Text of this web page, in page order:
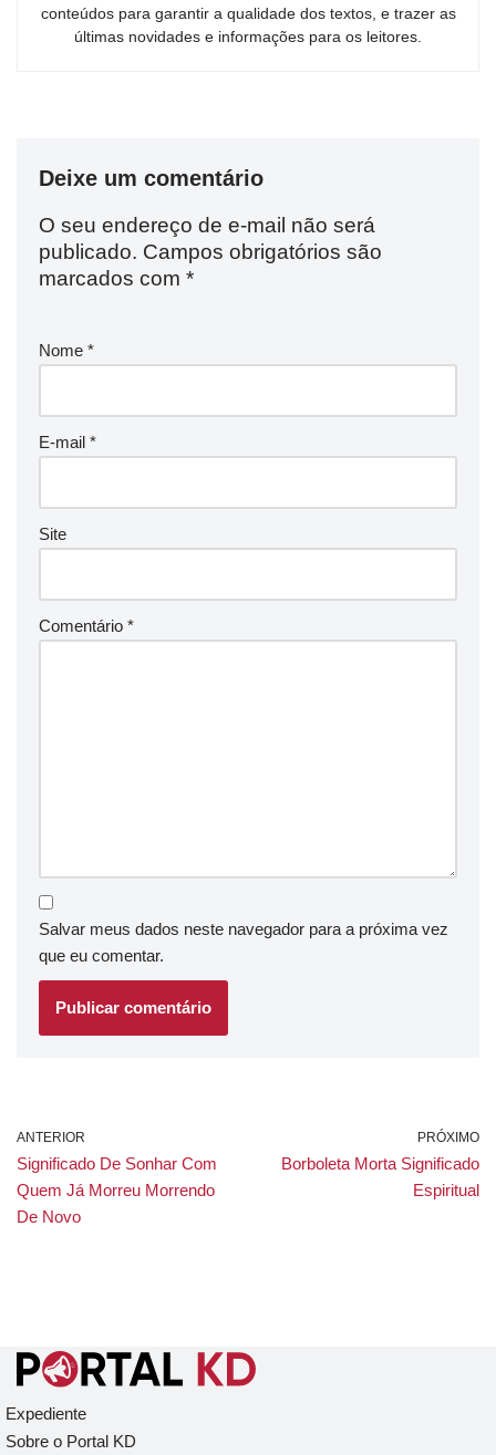
conteúdos para garantir a qualidade dos textos, e trazer as
últimas novidades e informações para os leitores.
Deixe um comentário
O seu endereço de e-mail não será
publicado. Campos obrigatórios são
marcados com *
Nome *
E-mail *
Site
Comentário *
Salvar meus dados neste navegador para a próxima vez
que eu comentar.
ANTERIOR
Significado De Sonhar Com
Quem Já Morreu Morrendo
De Novo
PRÓXIMO
Borboleta Morta Significado
Espiritual
Expediente
Sobre o Portal KD